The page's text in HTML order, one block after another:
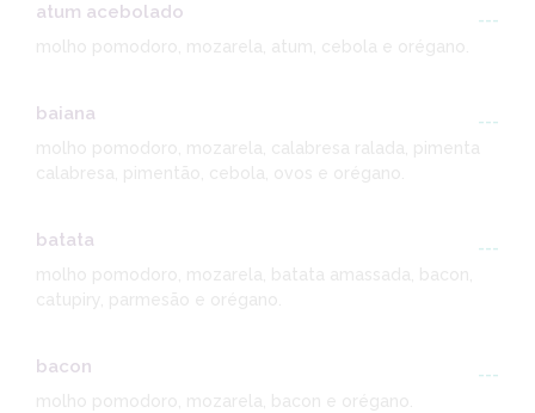
atum acebolado
---
molho pomodoro, mozarela, atum, cebola e orégano.
baiana
---
molho pomodoro, mozarela, calabresa ralada, pimenta
calabresa, pimentão, cebola, ovos e orégano.
batata
---
molho pomodoro, mozarela, batata amassada, bacon,
catupiry, parmesão e orégano.
bacon
---
molho pomodoro, mozarela, bacon e orégano.